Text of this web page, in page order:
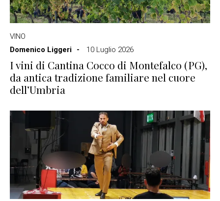
VINO
Domenico Liggeri
10 Luglio 2026
I vini di Cantina Cocco di Montefalco (PG),
da antica tradizione familiare nel cuore
dell’Umbria